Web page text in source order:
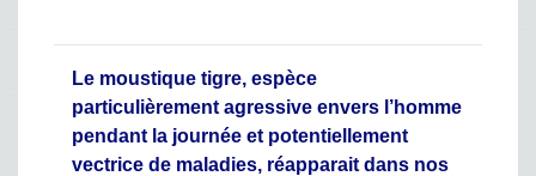
Le moustique tigre, espèce
particulièrement agressive envers l’homme
pendant la journée et potentiellement
vectrice de maladies, réapparait dans nos